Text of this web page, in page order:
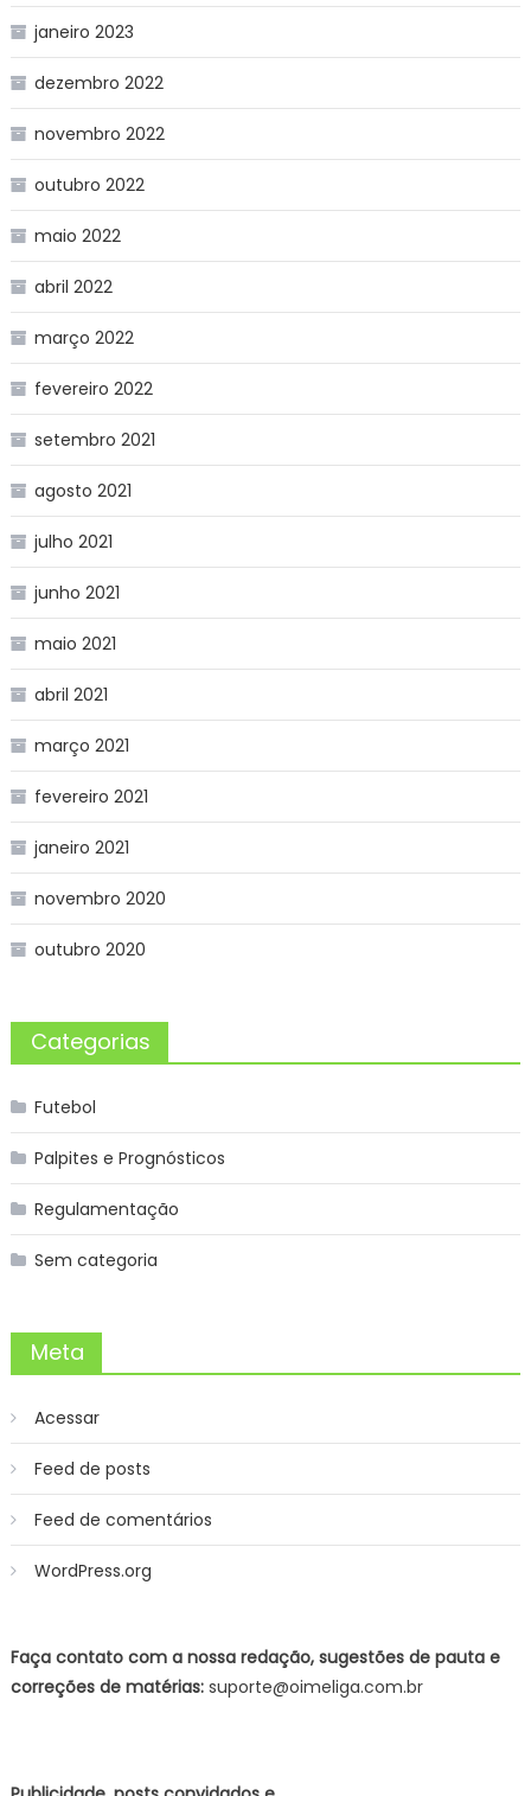
janeiro 2023
dezembro 2022
novembro 2022
outubro 2022
maio 2022
abril 2022
março 2022
fevereiro 2022
setembro 2021
agosto 2021
julho 2021
junho 2021
maio 2021
abril 2021
março 2021
fevereiro 2021
janeiro 2021
novembro 2020
outubro 2020
Categorias
Futebol
Palpites e Prognósticos
Regulamentação
Sem categoria
Meta
Acessar
Feed de posts
Feed de comentários
WordPress.org
Faça contato com a nossa redação, sugestões de pauta e
correções de matérias:suporte@oimeliga.com.br